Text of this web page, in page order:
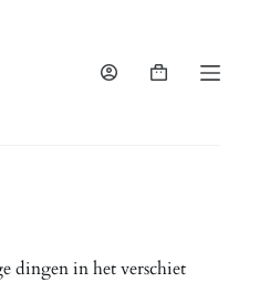
Winkelwagen
dingen in het verschiet